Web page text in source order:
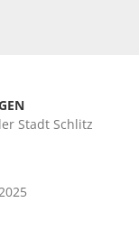
Stadt Schlitz